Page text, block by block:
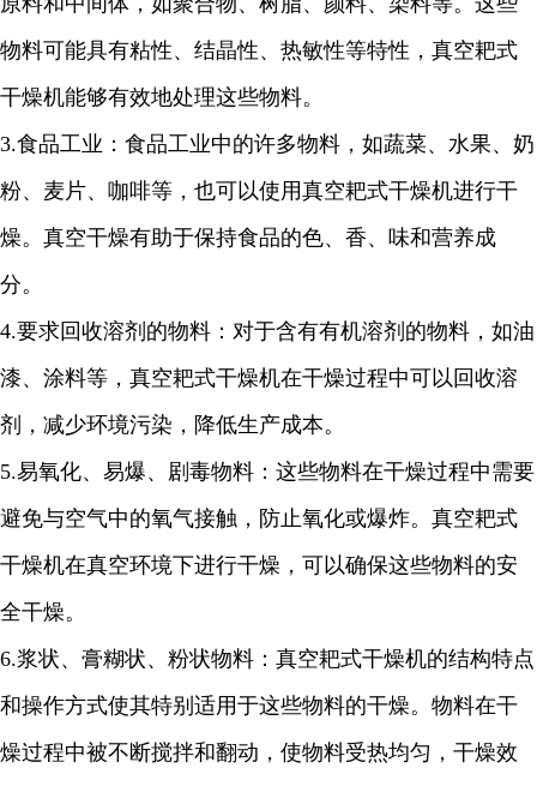
物料可能具有粘性、结晶性、热敏性等特性，真空耙式
干燥机能够有效地处理这些物料。
3.食品工业：食品工业中的许多物料，如蔬菜、水果、奶
粉、麦片、咖啡等，也可以使用真空耙式干燥机进行干
燥。真空干燥有助于保持食品的色、香、味和营养成
分。
4.要求回收溶剂的物料：对于含有有机溶剂的物料，如油
漆、涂料等，真空耙式干燥机在干燥过程中可以回收溶
剂，减少环境污染，降低生产成本。
5.易氧化、易爆、剧毒物料：这些物料在干燥过程中需要
避免与空气中的氧气接触，防止氧化或爆炸。真空耙式
干燥机在真空环境下进行干燥，可以确保这些物料的安
全干燥。
6.浆状、膏糊状、粉状物料：真空耙式干燥机的结构特点
和操作方式使其特别适用于这些物料的干燥。物料在干
燥过程中被不断搅拌和翻动，使物料受热均匀，干燥效